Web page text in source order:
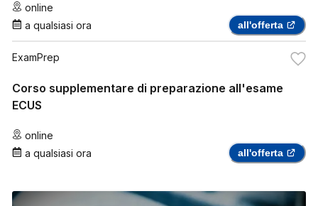
online
a qualsiasi ora
all'offerta
ExamPrep
Corso supplementare di preparazione all'esame
ECUS
online
a qualsiasi ora
all'offerta